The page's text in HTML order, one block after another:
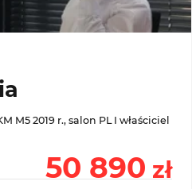
M5 2019 r., salon PL I właściciel
50 890 zł